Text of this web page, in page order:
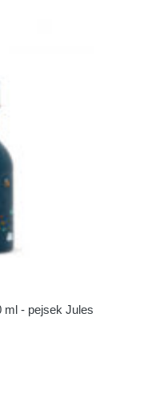
ml - pejsek Jules